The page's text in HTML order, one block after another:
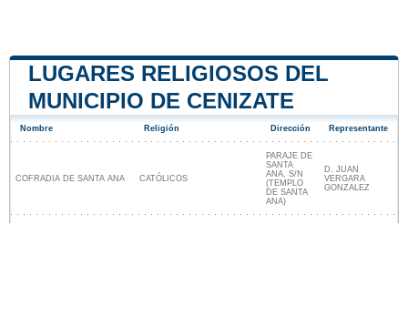
LUGARES RELIGIOSOS DEL
MUNICIPIO DE CENIZATE
Nombre Religión Dirección Representante
COFRADIA DE SANTA ANA CATÓLICOS
PARAJE DE
SANTA
ANA, S/N
(TEMPLO
DE SANTA
ANA)
D. JUAN
VERGARA
GONZALEZ